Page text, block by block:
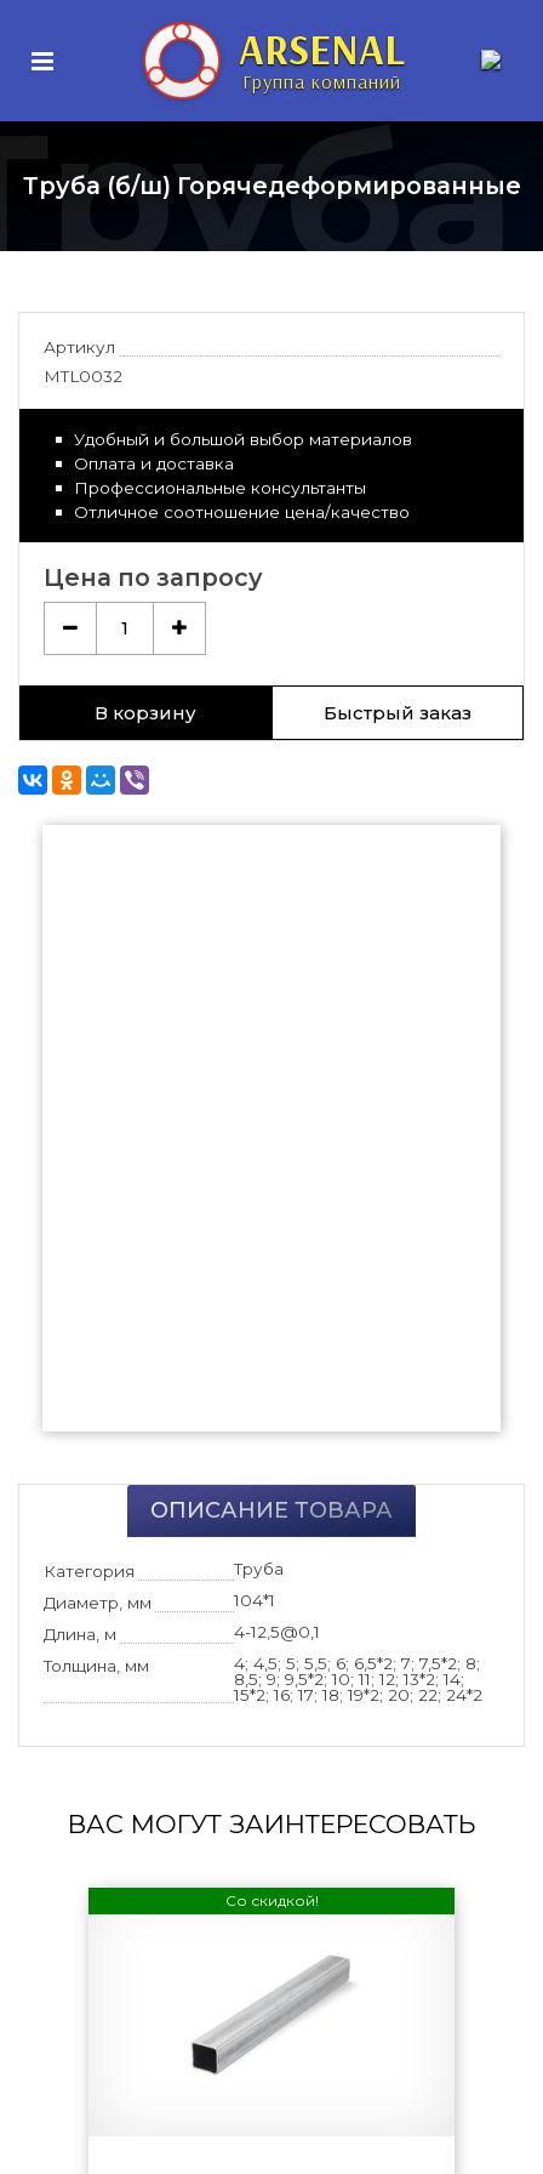
ARSENAL
Группа компаний
Труба (б/ш) Горячедеформированные
Артикул
MTL0032
Удобный и большой выбор материалов
Оплата и доставка
Профессиональные консультанты
Отличное соотношение цена/качество
Цена по запросу
1
В корзину Быстрый заказ
ОПИСАНИЕ ТОВАРА
Категория
Труба
Диаметр, мм
104*1
Длина, м
4-12,5@0,1
Толщина, мм
4; 4,5; 5; 5,5; 6; 6,5*2; 7; 7,5*2; 8;
8,5; 9; 9,5*2; 10; 11; 12; 13*2; 14;
15*2; 16; 17; 18; 19*2; 20; 22; 24*2
ВАС МОГУТ ЗАИНТЕРЕСОВАТЬ
Со скидкой!